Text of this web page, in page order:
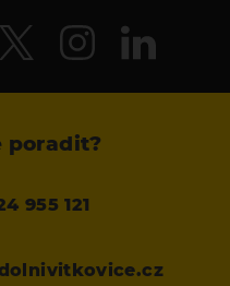
poradit?
955 121